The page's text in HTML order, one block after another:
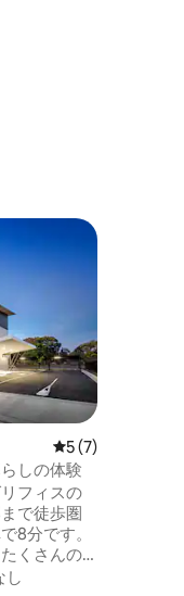
レビュー7件、5
5 (7)
しの体験
フィスの
で徒歩圏
8分です。
くさんの
っていま
し